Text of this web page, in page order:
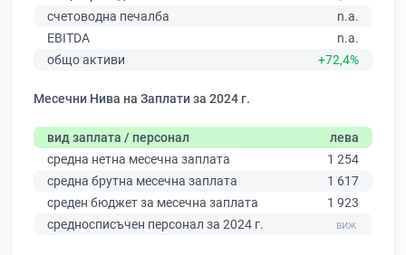
счетоводна печалба
n.a.
EBITDA
n.a.
общо активи
+72,4%
Месечни Нива на Заплати за 2024 г.
вид заплата / персонал
лева
средна нетна месечна заплата
1 254
средна брутна месечна заплата
1 617
среден бюджет за месечна заплата
1 923
средносписъчен персонал за 2024 г.